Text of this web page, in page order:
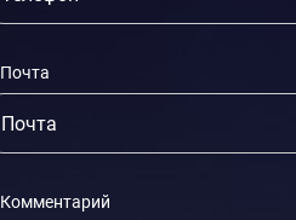
Почта
Комментарий